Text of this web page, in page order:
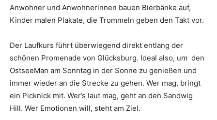
Anwohner und Anwohnerinnen bauen Bierbänke auf,
Kinder malen Plakate, die Trommeln geben den Takt vor.
Der Laufkurs führt überwiegend direkt entlang der
schönen Promenade von Glücksburg. Ideal also, um den
OstseeMan am Sonntag in der Sonne zu genießen und
immer wieder an die Strecke zu gehen. Wer mag, bringt
ein Picknick mit. Wer’s laut mag, geht an den Sandwig
Hill. Wer Emotionen will, steht am Ziel.